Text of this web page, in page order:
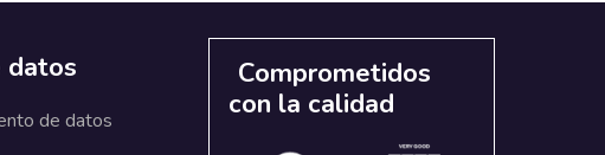
datos
de datos
Comprometidos
con la calidad